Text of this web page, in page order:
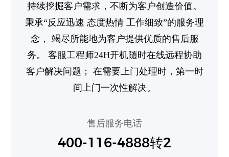
持续挖掘客户需求，不断为客户创造价值。
秉承“反应迅速 态度热情 工作细致”的服务理
念， 竭尽所能地为客户提供优质的售后服
务。
客服工程师24H开机随时在线远程协助
客户解决问题；
在需要上门处理时，第一时
间上门一次性解决。
售后服务电话
400-116-4888转2